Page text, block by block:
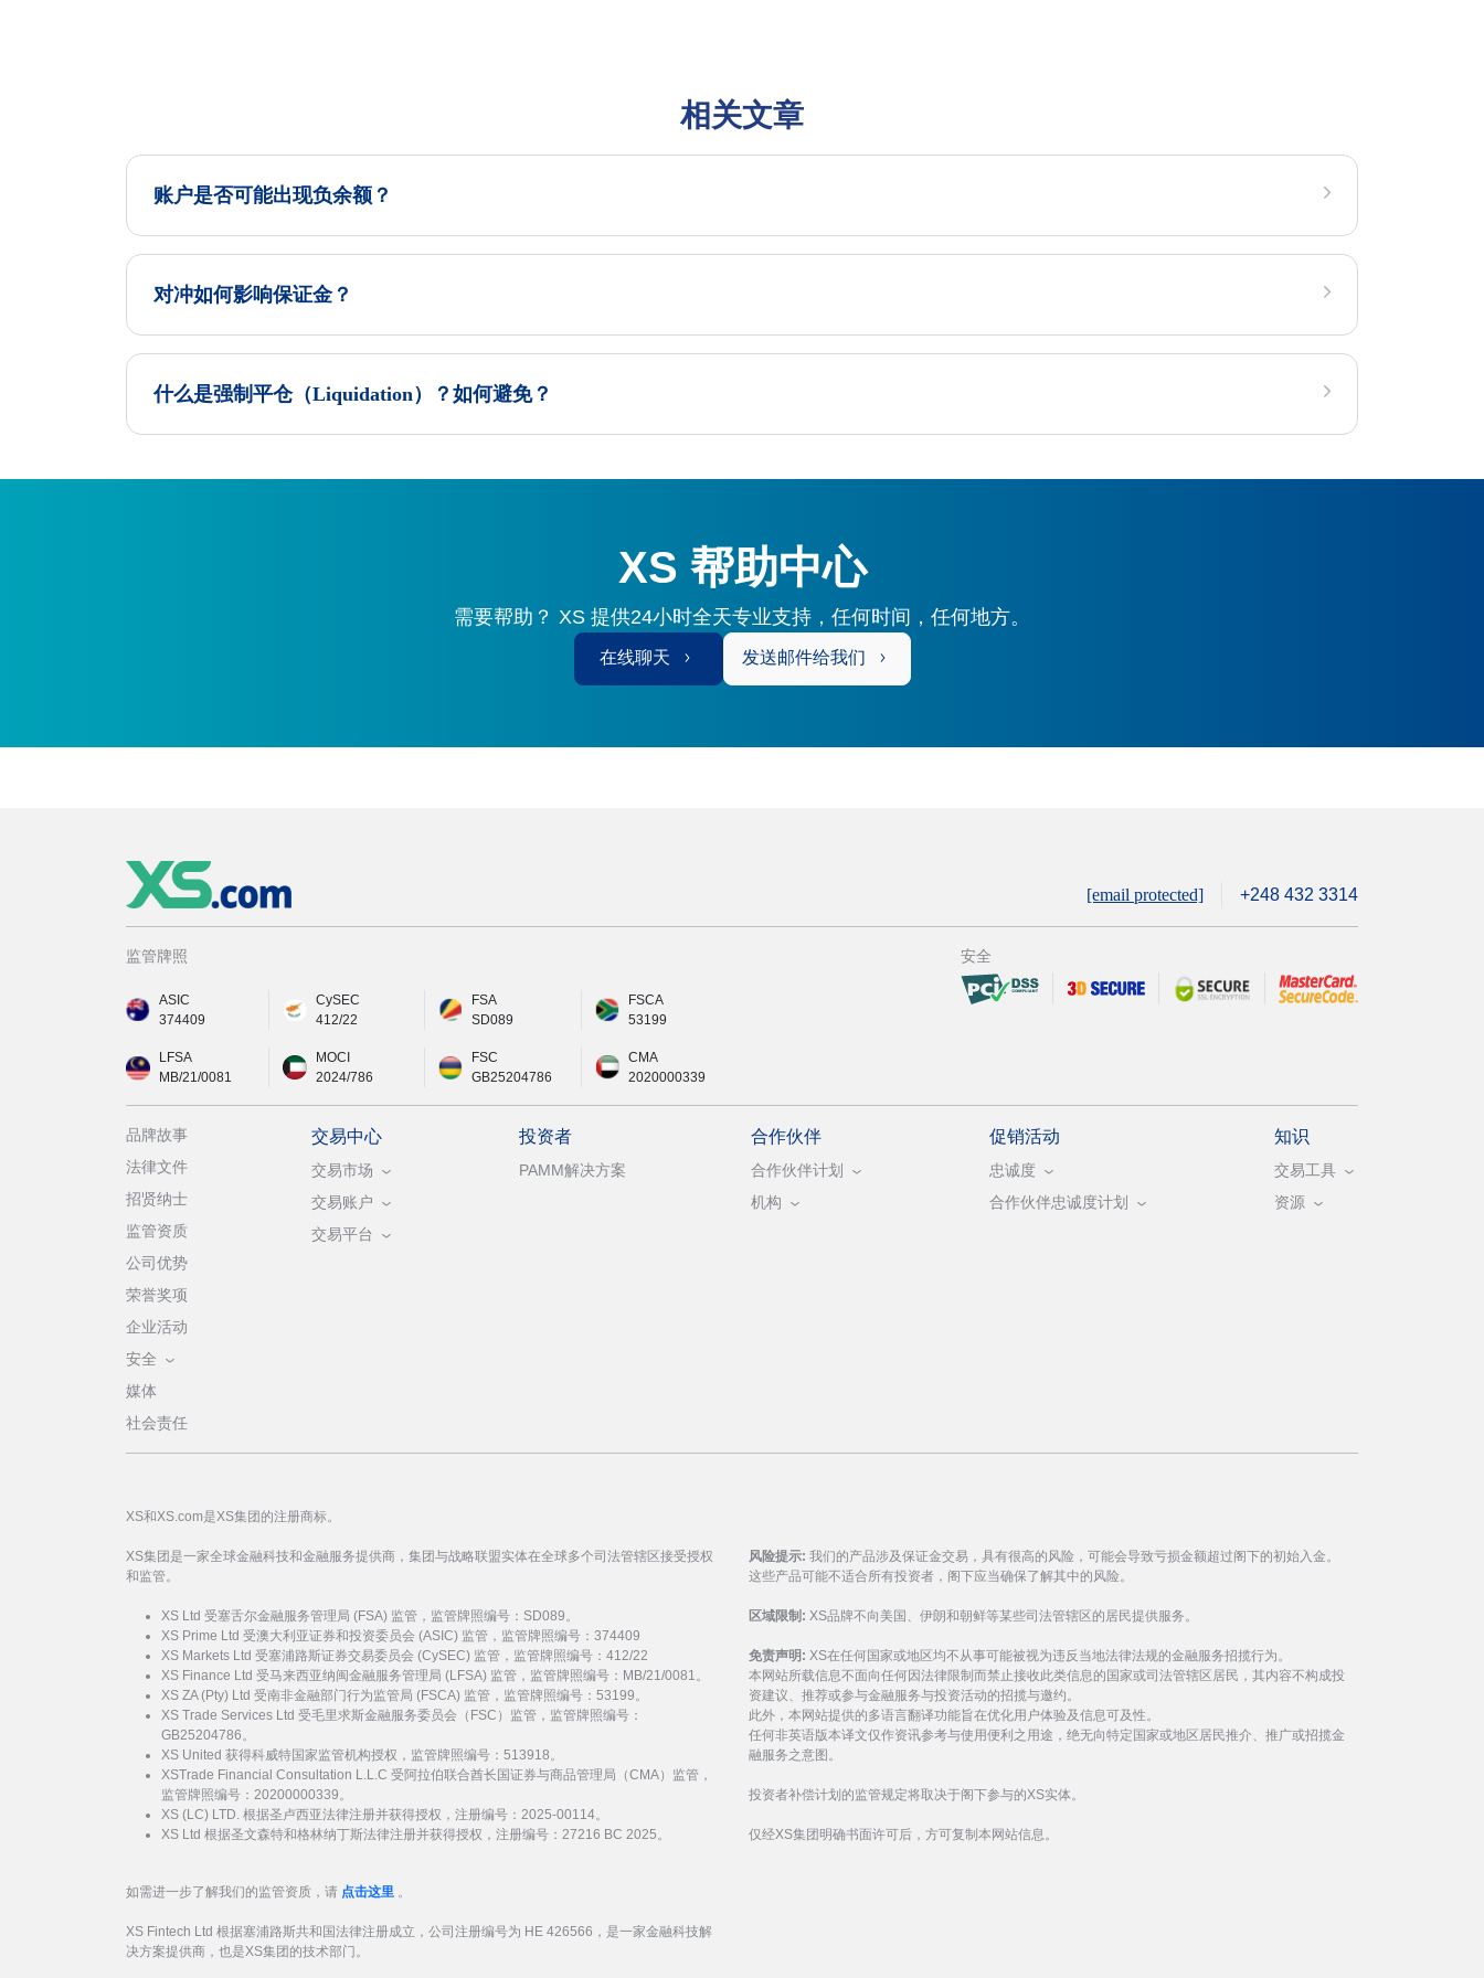
相关文章
账户是否可能出现负余额？
对冲如何影响保证金？
什么是强制平仓（Liquidation）？如何避免？
XS 帮助中心
需要帮助？ XS 提供24小时全天专业支持，任何时间，任何地方。
在线聊天 发送邮件给我们
[email protected] +248 432 3314
监管牌照
ASIC
374409
CySEC
412/22
FSA
SD089
FSCA
53199
LFSA
MB/21/0081
MOCI
2024/786
FSC
GB25204786
CMA
2020000339
安全
品牌故事
法律文件
招贤纳士
监管资质
公司优势
荣誉奖项
企业活动
安全
媒体
社会责任
交易中心
交易市场
交易账户
交易平台
投资者
PAMM解决方案
合作伙伴
合作伙伴计划
机构
促销活动
忠诚度
合作伙伴忠诚度计划
知识
交易工具
资源
XS和XS.com是XS集团的注册商标。
XS集团是一家全球金融科技和金融服务提供商，集团与战略联盟实体在全球多个司法管辖区接受授权
和监管。
XS Ltd 受塞舌尔金融服务管理局 (FSA) 监管，监管牌照编号：SD089。
XS Prime Ltd 受澳大利亚证券和投资委员会 (ASIC) 监管，监管牌照编号：374409
XS Markets Ltd 受塞浦路斯证券交易委员会 (CySEC) 监管，监管牌照编号：412/22
XS Finance Ltd 受马来西亚纳闽金融服务管理局 (LFSA) 监管，监管牌照编号：MB/21/0081。
XS ZA (Pty) Ltd 受南非金融部门行为监管局 (FSCA) 监管，监管牌照编号：53199。
XS Trade Services Ltd 受毛里求斯金融服务委员会（FSC）监管，监管牌照编号：
GB25204786。
XS United 获得科威特国家监管机构授权，监管牌照编号：513918。
XSTrade Financial Consultation L.L.C 受阿拉伯联合酋长国证券与商品管理局（CMA）监管，
监管牌照编号：20200000339。
XS (LC) LTD. 根据圣卢西亚法律注册并获得授权，注册编号：2025-00114。
XS Ltd 根据圣文森特和格林纳丁斯法律注册并获得授权，注册编号：27216 BC 2025。
如需进一步了解我们的监管资质，请 点击这里 。
XS Fintech Ltd 根据塞浦路斯共和国法律注册成立，公司注册编号为 HE 426566，是一家金融科技解
决方案提供商，也是XS集团的技术部门。
风险提示: 我们的产品涉及保证金交易，具有很高的风险，可能会导致亏损金额超过阁下的初始入金。
这些产品可能不适合所有投资者，阁下应当确保了解其中的风险。
区域限制: XS品牌不向美国、伊朗和朝鲜等某些司法管辖区的居民提供服务。
免责声明: XS在任何国家或地区均不从事可能被视为违反当地法律法规的金融服务招揽行为。
本网站所载信息不面向任何因法律限制而禁止接收此类信息的国家或司法管辖区居民，其内容不构成投
资建议、推荐或参与金融服务与投资活动的招揽与邀约。
此外，本网站提供的多语言翻译功能旨在优化用户体验及信息可及性。
任何非英语版本译文仅作资讯参考与使用便利之用途，绝无向特定国家或地区居民推介、推广或招揽金
融服务之意图。
投资者补偿计划的监管规定将取决于阁下参与的XS实体。
仅经XS集团明确书面许可后，方可复制本网站信息。